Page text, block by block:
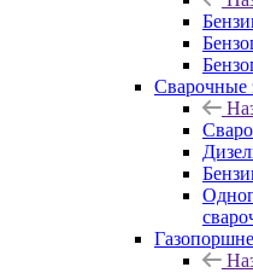
Сварочные